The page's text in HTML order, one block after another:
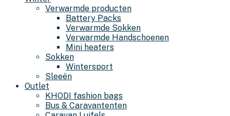
Verwarmde producten
Battery Packs
Verwarmde Sokken
Verwarmde Handschoenen
Mini heaters
Sokken
Wintersport
Sleeën
Outlet
KHODI fashion bags
Bus & Caravantenten